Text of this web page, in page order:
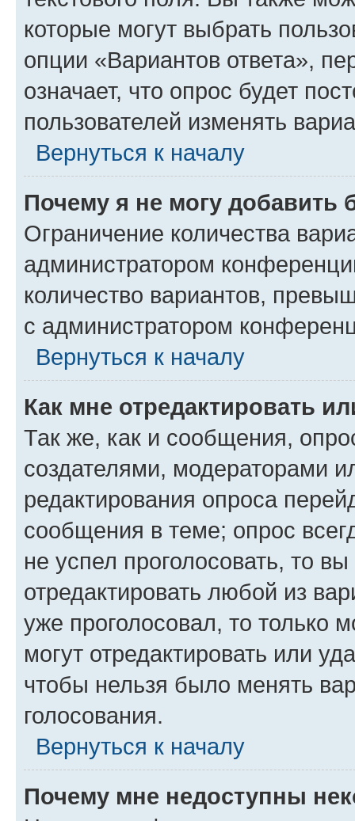
которые могут выбрать
опции «Вариантов ответа»,
означает, что опрос будет
пользователей изменять
Вернуться к началу
Почему я не могу добавить
Ограничение количества
администратором
количество вариантов,
с администратором
Вернуться к началу
Как мне отредактировать
Так же, как и сообщения,
создателями, модераторами
редактирования опроса
сообщения в теме; опрос
не успел проголосовать, то
отредактировать любой из
уже проголосовал, то только
могут отредактировать или
чтобы нельзя было менять
голосования.
Вернуться к началу
Почему мне недоступны